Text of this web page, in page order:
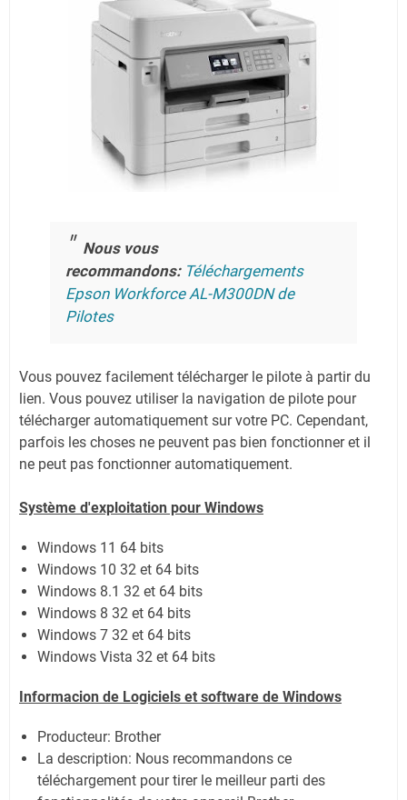
Nous vous
recommandons: Téléchargements
Epson Workforce AL-M300DN de
Pilotes
Vous pouvez facilement télécharger le pilote à partir du
lien. Vous pouvez utiliser la navigation de pilote pour
télécharger automatiquement sur votre PC. Cependant,
parfois les choses ne peuvent pas bien fonctionner et il
ne peut pas fonctionner automatiquement.
Système d'exploitation pour Windows
Windows 11 64 bits
Windows 10 32 et 64 bits
Windows 8.1 32 et 64 bits
Windows 8 32 et 64 bits
Windows 7 32 et 64 bits
Windows Vista 32 et 64 bits
Informacion de Logiciels et software de Windows
Producteur: Brother
La description: Nous recommandons ce
téléchargement pour tirer le meilleur parti des